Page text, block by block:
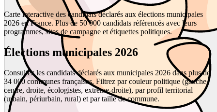
Carte interactive des candidats déclarés aux élections municipales
2026 en France. Plus de 50 000 candidats référencés avec leurs
programmes, sites de campagne et étiquettes politiques.
Élections municipales 2026
Consultez les candidats déclarés aux municipales 2026 dans plus de
34 000 communes françaises. Filtrez par couleur politique (gauche,
centre, droite, écologistes, extrême-droite), par profil territorial
(urbain, périurbain, rural) et par taille de commune.